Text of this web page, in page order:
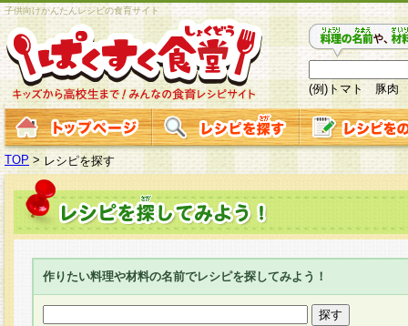
子供向けかんたんレシピの食育サイト
(例)トマト 豚肉
TOP > レシピを探す
作りたい料理や材料の名前でレシピを探してみよう！